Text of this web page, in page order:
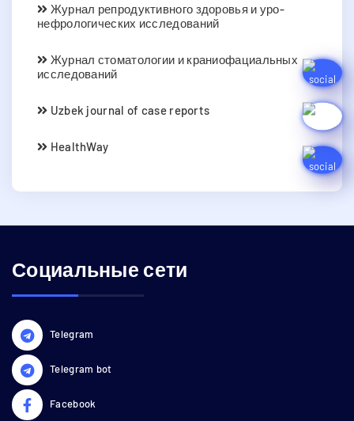
Журнал репродуктивного здоровья и уро-
нефрологических исследований
Журнал стоматологии и краниофациальных
исследований
Uzbek journal of case reports
HealthWay
Социальные сети
Telegram
Telegram bot
Facebook